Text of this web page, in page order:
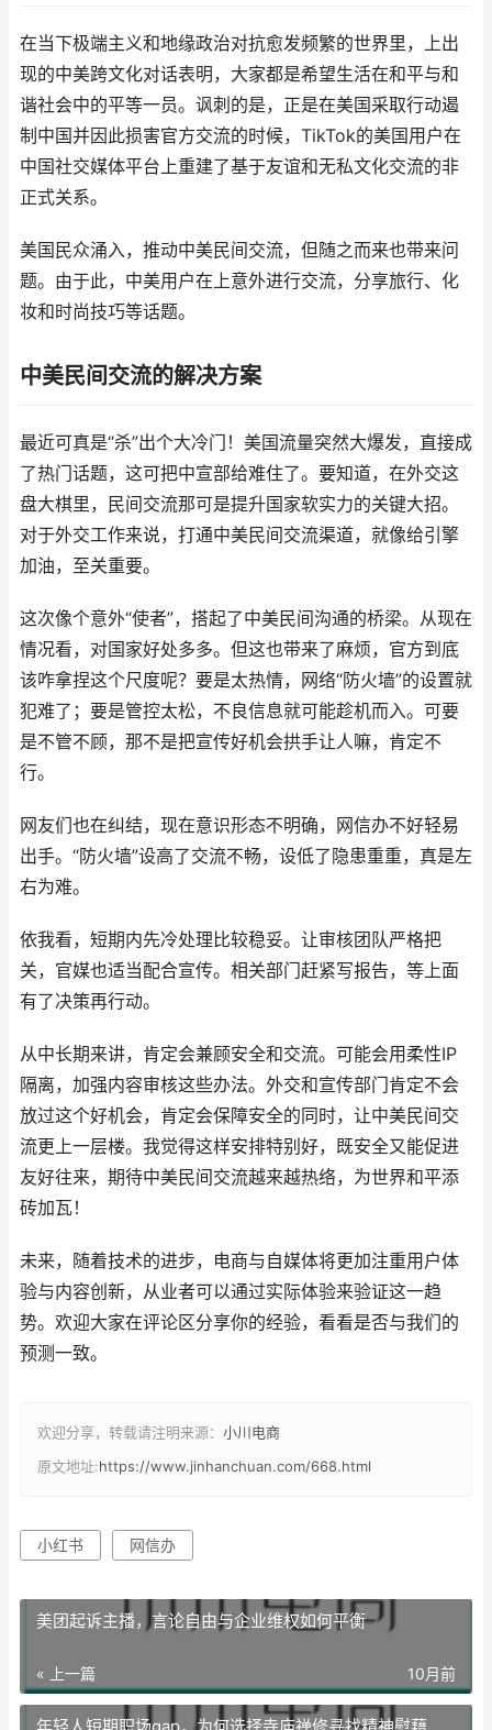
在当下极端主义和地缘政治对抗愈发频繁的世界里，上出
现的中美跨文化对话表明，大家都是希望生活在和平与和
谐社会中的平等一员。讽刺的是，正是在美国采取行动遏
制中国并因此损害官方交流的时候，TikTok的美国用户在
中国社交媒体平台上重建了基于友谊和无私文化交流的非
正式关系。
美国民众涌入，推动中美民间交流，但随之而来也带来问
题。由于此，中美用户在上意外进行交流，分享旅行、化
妆和时尚技巧等话题。
中美民间交流的解决方案
最近可真是“杀”出个大冷门！美国流量突然大爆发，直接成
了热门话题，这可把中宣部给难住了。要知道，在外交这
盘大棋里，民间交流那可是提升国家软实力的关键大招。
对于外交工作来说，打通中美民间交流渠道，就像给引擎
加油，至关重要。
这次像个意外“使者”，搭起了中美民间沟通的桥梁。从现在
情况看，对国家好处多多。但这也带来了麻烦，官方到底
该咋拿捏这个尺度呢？要是太热情，网络“防火墙”的设置就
犯难了；要是管控太松，不良信息就可能趁机而入。可要
是不管不顾，那不是把宣传好机会拱手让人嘛，肯定不
行。
网友们也在纠结，现在意识形态不明确，网信办不好轻易
出手。“防火墙”设高了交流不畅，设低了隐患重重，真是左
右为难。
依我看，短期内先冷处理比较稳妥。让审核团队严格把
关，官媒也适当配合宣传。相关部门赶紧写报告，等上面
有了决策再行动。
从中长期来讲，肯定会兼顾安全和交流。可能会用柔性IP
隔离，加强内容审核这些办法。外交和宣传部门肯定不会
放过这个好机会，肯定会保障安全的同时，让中美民间交
流更上一层楼。我觉得这样安排特别好，既安全又能促进
友好往来，期待中美民间交流越来越热络，为世界和平添
砖加瓦！
未来，随着技术的进步，电商与自媒体将更加注重用户体
验与内容创新，从业者可以通过实际体验来验证这一趋
势。欢迎大家在评论区分享你的经验，看看是否与我们的
预测一致。
欢迎分享，转载请注明来源： 小川电商
原文地址:https://www.jinhanchuan.com/668.html
小红书 网信办
美团起诉主播，言论自由与企业维权如何平衡
« 上一篇 10月前